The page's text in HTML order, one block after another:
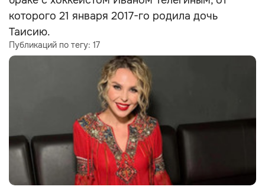
которого 21 января 2017-го родила дочь
Таисию.
Публикаций по тегу: 17